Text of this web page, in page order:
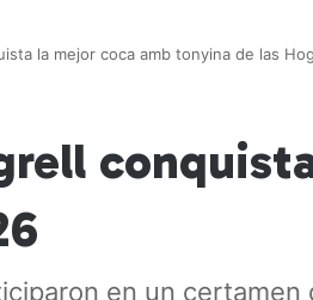
la mejor coca amb tonyina de las
en un